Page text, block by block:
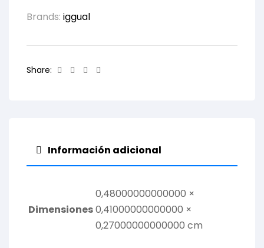
Brands: iggual
Share: Facebook
TwitterLinkedin
Información adicional
Dimensiones
0,48000000000000 ×
0,41000000000000 ×
0,27000000000000 cm